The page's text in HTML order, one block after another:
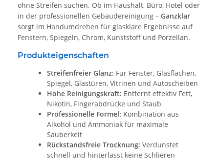
ohne Streifen suchen. Ob im Haushalt, Büro, Hotel oder
in der professionellen Gebäudereinigung – Ganzklar
sorgt im Handumdrehen für glasklare Ergebnisse auf
Fenstern, Spiegeln, Chrom, Kunststoff und Porzellan.
Produkteigenschaften
Streifenfreier Glanz: Für Fenster, Glasflächen,
Spiegel, Glastüren, Vitrinen und Autoscheiben
Hohe Reinigungskraft: Entfernt effektiv Fett,
Nikotin, Fingerabdrücke und Staub
Professionelle Formel: Kombination aus
Alkohol und Ammoniak für maximale
Sauberkeit
Rückstandsfreie Trocknung: Verdunstet
schnell und hinterlässt keine Schlieren